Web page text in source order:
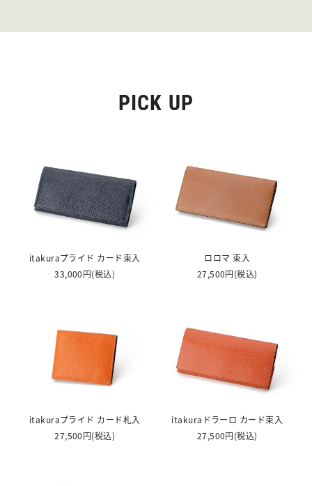
PICK UP
itakuraプライド カード束入
33,000円(税込)
ロロマ 束入
27,500円(税込)
itakuraプライド カード札入
27,500円(税込)
itakuraドラーロ カード束入
27,500円(税込)